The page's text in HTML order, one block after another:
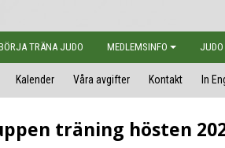
TRÄNA JUDO MEDLEMSINFO JUDO
Kalender Våra avgifter Kontakt In
träning hösten